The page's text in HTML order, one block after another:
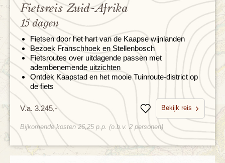
Fietsreis Zuid-Afrika
15 dagen
Fietsen door het hart van de Kaapse wijnlanden
Bezoek Franschhoek en Stellenbosch
Fietsroutes over uitdagende passen met
adembenemende uitzichten
Ontdek Kaapstad en het mooie Tuinroute-district op
de fiets
V.a. 3.245,- BewarenBekijk reis
Bijkomende kosten 26,25 p.p. (o.b.v. 2 personen)